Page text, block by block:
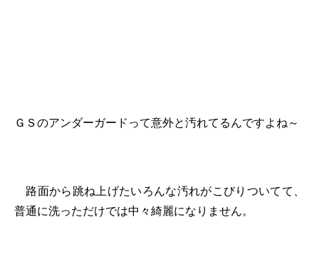
ＧＳのアンダーガードって意外と汚れてるんですよね～
路面から跳ね上げたいろんな汚れがこびりついてて、
普通に洗っただけでは中々綺麗になりません。